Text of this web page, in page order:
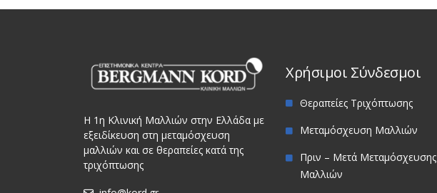
Η 1η Κλινική Μαλλιών στην Ελλάδα με
εξειδίκευση στη μεταμόσχευση
μαλλιών και σε θεραπείες κατά της
τριχόπτωσης
Χρήσιμοι Σύνδεσμοι
Θεραπείες Τριχόπτωσης
Μεταμόσχευση Μαλλιών
Πριν – Μετά Μεταμόσχευσης
Μαλλιών